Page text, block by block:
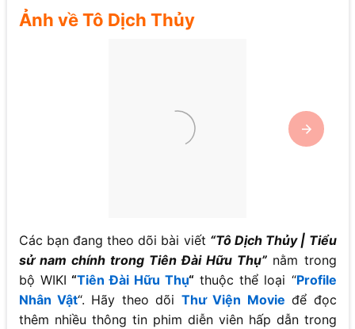
Ảnh vềTô Dịch Thủy
Các bạn đang theo dõi bài viết “Tô Dịch Thủy| Tiểu
sử nam chính trong Tiên Đài Hữu Thụ” nằm trong
bộ WIKI “Tiên Đài Hữu Thụ“ thuộc thể loại “Profile
Nhân Vật“. Hãy theo dõi Thư Viện Movie để đọc
thêm nhiều thông tin phim diễn viên hấp dẫn trong